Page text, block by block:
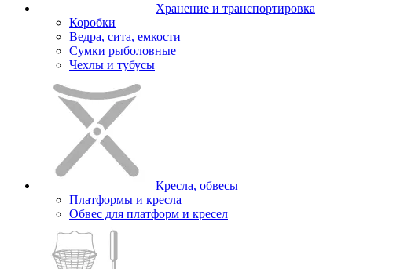
Хранение и транспортировка
Коробки
Ведра, сита, емкости
Сумки рыболовные
Чехлы и тубусы
Кресла, обвесы
Платформы и кресла
Обвес для платформ и кресел